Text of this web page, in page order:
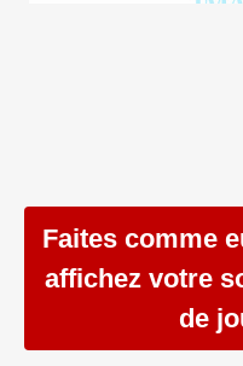
Faites comme
affichez votre
de